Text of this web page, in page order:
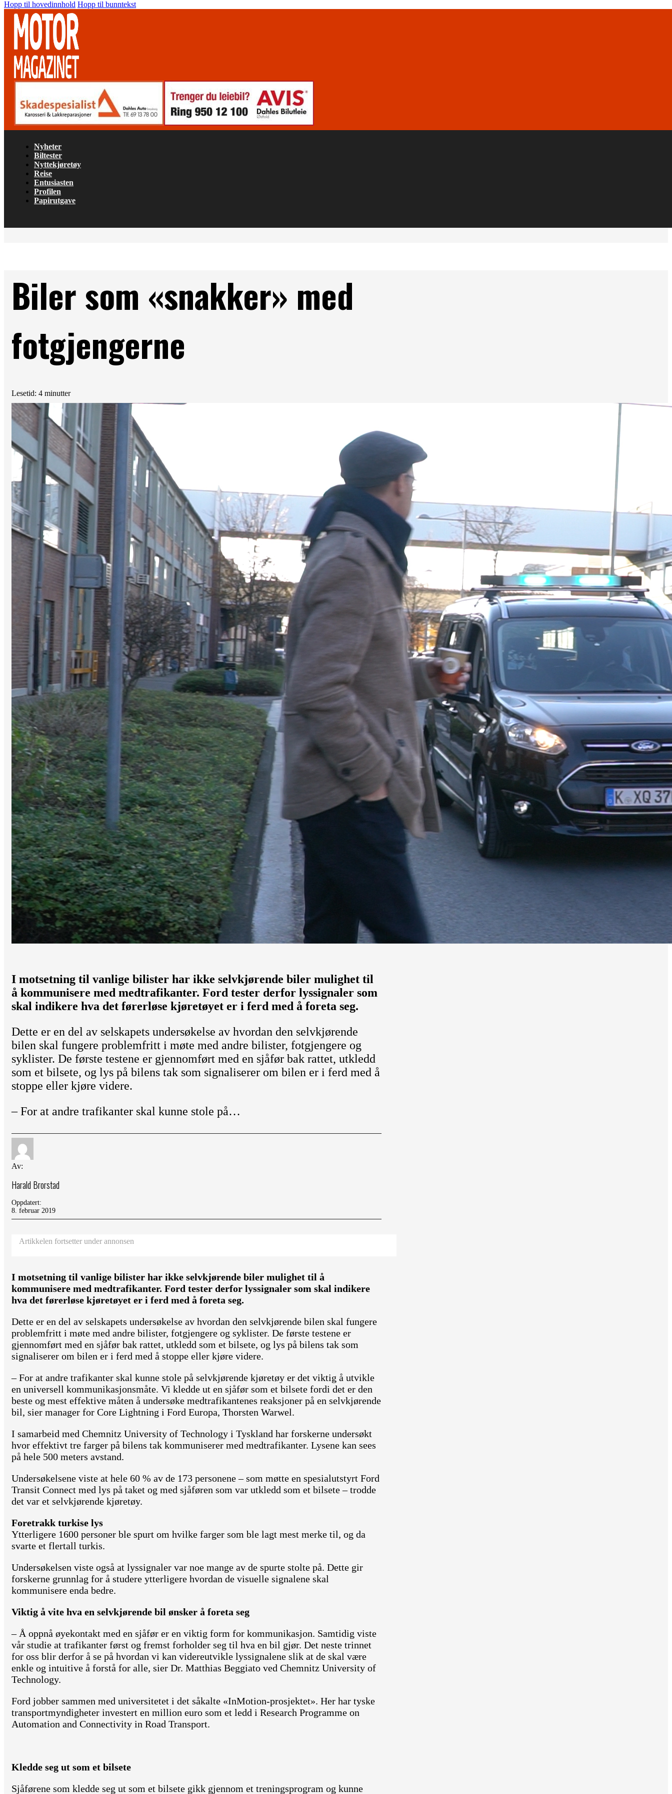
Hopp til hovedinnhold Hopp til bunntekst
Nyheter
Biltester
Nyttekjøretøy
Reise
Entusiasten
Profilen
Papirutgave
Biler som «snakker» med
fotgjengerne
Lesetid: 4 minutter
I motsetning til vanlige bilister har ikke selvkjørende biler mulighet til
å kommunisere med medtrafikanter. Ford tester derfor lyssignaler som
skal indikere hva det førerløse kjøretøyet er i ferd med å foreta seg.
Dette er en del av selskapets undersøkelse av hvordan den selvkjørende
bilen skal fungere problemfritt i møte med andre bilister, fotgjengere og
syklister. De første testene er gjennomført med en sjåfør bak rattet, utkledd
som et bilsete, og lys på bilens tak som signaliserer om bilen er i ferd med å
stoppe eller kjøre videre.
– For at andre trafikanter skal kunne stole på…
Av:
Harald Brorstad
Oppdatert:
8. februar 2019
Artikkelen fortsetter under annonsen
I motsetning til vanlige bilister har ikke selvkjørende biler mulighet til å
kommunisere med medtrafikanter. Ford tester derfor lyssignaler som skal indikere
hva det førerløse kjøretøyet er i ferd med å foreta seg.
Dette er en del av selskapets undersøkelse av hvordan den selvkjørende bilen skal fungere
problemfritt i møte med andre bilister, fotgjengere og syklister. De første testene er
gjennomført med en sjåfør bak rattet, utkledd som et bilsete, og lys på bilens tak som
signaliserer om bilen er i ferd med å stoppe eller kjøre videre.
– For at andre trafikanter skal kunne stole på selvkjørende kjøretøy er det viktig å utvikle
en universell kommunikasjonsmåte. Vi kledde ut en sjåfør som et bilsete fordi det er den
beste og mest effektive måten å undersøke medtrafikantenes reaksjoner på en selvkjørende
bil, sier manager for Core Lightning i Ford Europa, Thorsten Warwel.
I samarbeid med Chemnitz University of Technology i Tyskland har forskerne undersøkt
hvor effektivt tre farger på bilens tak kommuniserer med medtrafikanter. Lysene kan sees
på hele 500 meters avstand.
Undersøkelsene viste at hele 60 % av de 173 personene – som møtte en spesialutstyrt Ford
Transit Connect med lys på taket og med sjåføren som var utkledd som et bilsete – trodde
det var et selvkjørende kjøretøy.
Foretrakk turkise lys
Ytterligere 1600 personer ble spurt om hvilke farger som ble lagt mest merke til, og da
svarte et flertall turkis.
Undersøkelsen viste også at lyssignaler var noe mange av de spurte stolte på. Dette gir
forskerne grunnlag for å studere ytterligere hvordan de visuelle signalene skal
kommunisere enda bedre.
Viktig å vite hva en selvkjørende bil ønsker å foreta seg
– Å oppnå øyekontakt med en sjåfør er en viktig form for kommunikasjon. Samtidig viste
vår studie at trafikanter først og fremst forholder seg til hva en bil gjør. Det neste trinnet
for oss blir derfor å se på hvordan vi kan videreutvikle lyssignalene slik at de skal være
enkle og intuitive å forstå for alle, sier Dr. Matthias Beggiato ved Chemnitz University of
Technology.
Ford jobber sammen med universitetet i det såkalte «InMotion-prosjektet». Her har tyske
transportmyndigheter investert en million euro som et ledd i Research Programme on
Automation and Connectivity in Road Transport.
Kledde seg ut som et bilsete
Sjåførene som kledde seg ut som et bilsete gikk gjennom et treningsprogram og kunne